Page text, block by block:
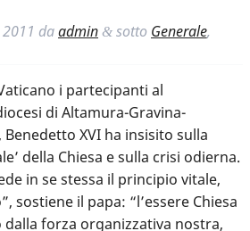
daadmin & sotto Generale,
i partecipanti al
di Altamura-Gravina-
XVI ha insisito sulla
della Chiesa e sulla crisi odierna.
in se stessa il principio vitale,
sostiene il papa: “l’essere Chiesa
forza organizzativa nostra,